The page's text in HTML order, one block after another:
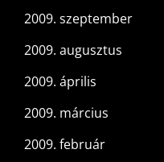
2009. szeptember
2009. augusztus
2009. április
2009. március
2009. február